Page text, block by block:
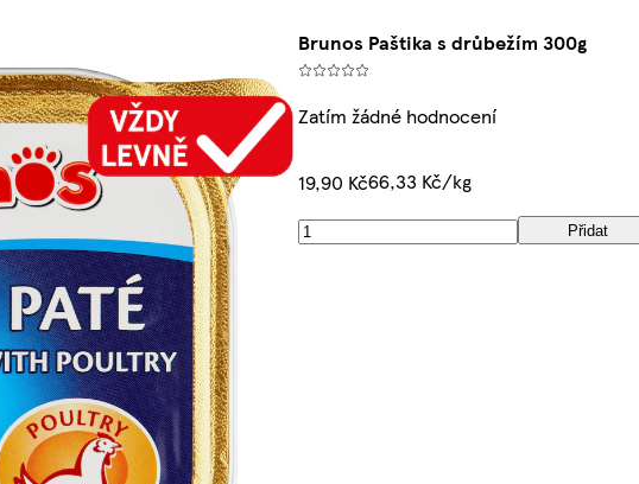
Brunos Paštika s drůbežím 300g
Zatím žádné hodnocení
19,90 Kč66,33 Kč/kg
Přidat